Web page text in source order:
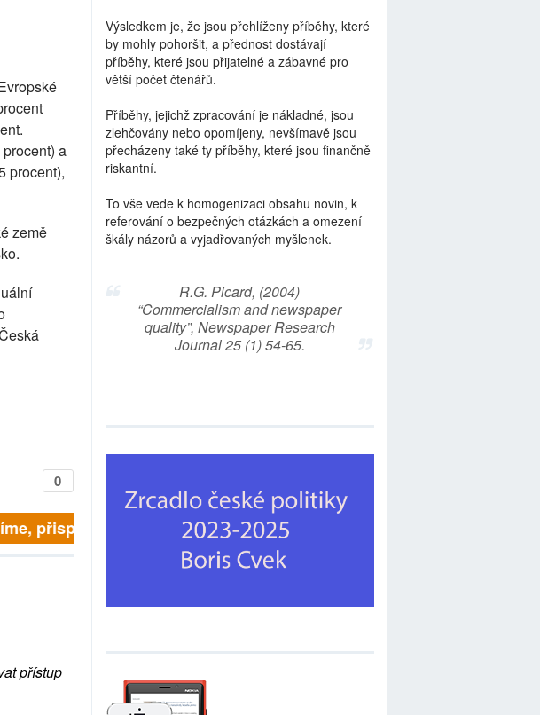
a
procent),
země
0
přispějte. ➥
přístup
Výsledkem je, že jsou přehlíženy příběhy, které
by mohly pohoršit, a přednost dostávají
příběhy, které jsou přijatelné a zábavné pro
větší počet čtenářů.
Příběhy, jejichž zpracování je nákladné, jsou
zlehčovány nebo opomíjeny, nevšímavě jsou
přecházeny také ty příběhy, které jsou finančně
riskantní.
To vše vede k homogenizaci obsahu novin, k
referování o bezpečných otázkách a omezení
škály názorů a vyjadřovaných myšlenek.
R.G. Picard, (2004)
“Commercialism and newspaper
quality”, Newspaper Research
Journal 25 (1) 54-65.